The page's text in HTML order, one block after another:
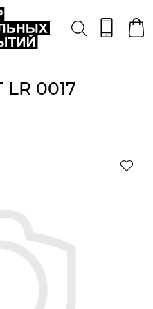
0017